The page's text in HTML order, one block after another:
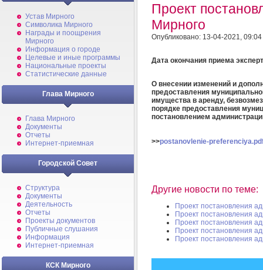
Устав Мирного
Символика Мирного
Награды и поощрения
Мирного
Информация о городе
Целевые и иные программы
Национальные проекты
Статистические данные
Глава Мирного
Глава Мирного
Документы
Отчеты
Интернет-приемная
Городской Совет
Структура
Документы
Деятельность
Отчеты
Проекты документов
Публичные слушания
Информация
Интернет-приемная
КСК Мирного
Проект
Мирного
Опубликовано: 13-04-2021, 09:04
Дата окончания приема
О внесении изменений и
предоставления
имущества в аренду,
порядке предоставления
постановлением
>>postanovlenie-
Другие новости по теме:
Проект постановления
Проект постановления
Проект постановления
Проект постановления
Проект постановления